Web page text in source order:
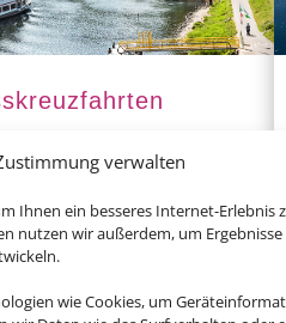
verwalten
Ihnen ein besseres Internet-Erlebnis
nutzen wir außerdem, um
wie Cookies, um
für Ihre Reise
die oft dazu gebucht werden.